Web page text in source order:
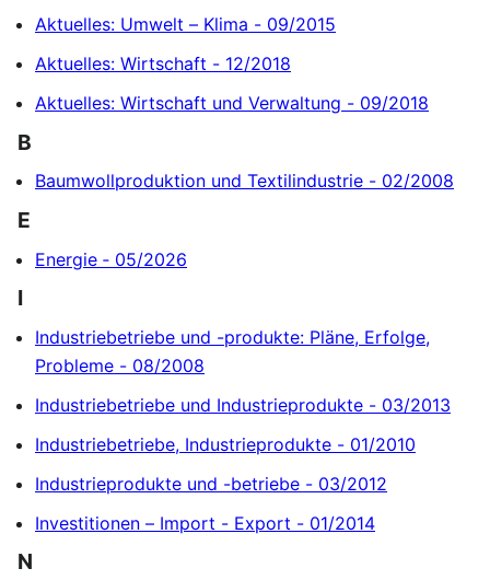
Aktuelles: Umwelt – Klima - 09/2015
Aktuelles: Wirtschaft - 12/2018
Aktuelles: Wirtschaft und Verwaltung - 09/2018
B
Baumwollproduktion und Textilindustrie - 02/2008
E
Energie ‐ 05/2026
I
Industriebetriebe und -produkte: Pläne, Erfolge,
Probleme - 08/2008
Industriebetriebe und Industrieprodukte - 03/2013
Industriebetriebe, Industrieprodukte - 01/2010
Industrieprodukte und -betriebe - 03/2012
Investitionen – Import - Export - 01/2014
N